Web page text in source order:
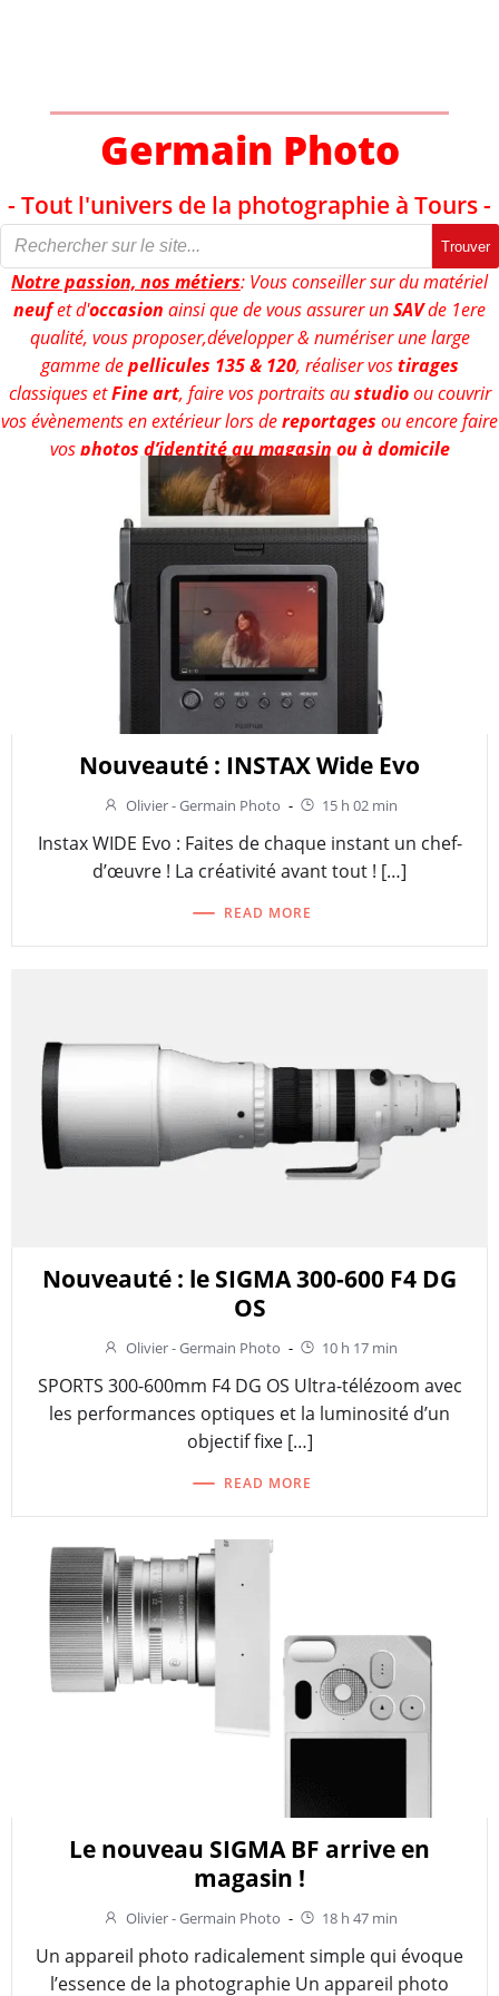
Germain Photo
- Tout l'univers de la photographie à Tours -
Trouver
Notre passion, nos métiers: Vous conseiller sur du matériel
neufet d'occasion ainsi que de vous assurer unSAVde 1ere
qualité, vous proposer,développer & numériser une large
gamme depellicules 135 & 120, réaliser vostirages
classiques etFine art, faire vos portraits austudioou couvrir
vos évènements en extérieur lors dereportages ou encore faire
vosphotos d’identité au magasin ou à domicile
Nouveauté : INSTAX Wide Evo
Olivier - Germain Photo - 15 h 02 min
Instax WIDE Evo : Faites de chaque instant un chef-
d’œuvre ! La créativité avant tout ! […]
READ MORE
Nouveauté : le SIGMA 300-600 F4 DG
OS
Olivier - Germain Photo - 10 h 17 min
SPORTS 300-600mm F4 DG OS Ultra-télézoom avec
les performances optiques et la luminosité d’un
objectif fixe […]
READ MORE
Le nouveau SIGMA BF arrive en
magasin !
Olivier - Germain Photo - 18 h 47 min
Un appareil photo radicalement simple qui évoque
l’essence de la photographie Un appareil photo